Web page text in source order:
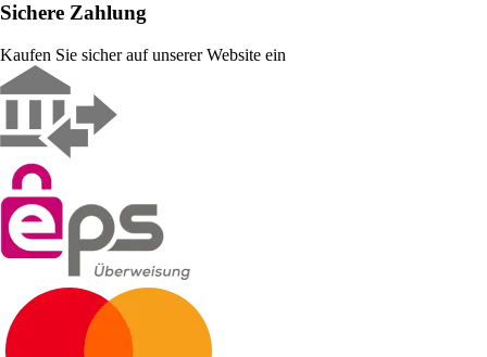
Sichere Zahlung
Kaufen Sie sicher auf unserer Website ein